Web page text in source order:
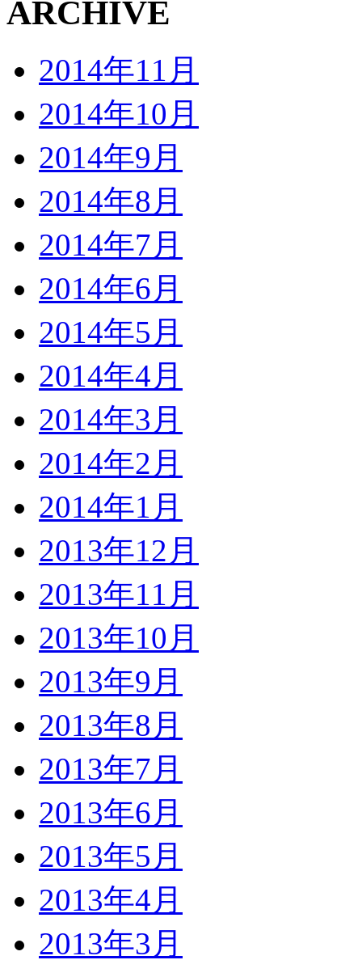
2014年11月
2014年10月
2014年9月
2014年8月
2014年7月
2014年6月
2014年5月
2014年4月
2014年3月
2014年2月
2014年1月
2013年12月
2013年11月
2013年10月
2013年9月
2013年8月
2013年7月
2013年6月
2013年5月
2013年4月
2013年3月